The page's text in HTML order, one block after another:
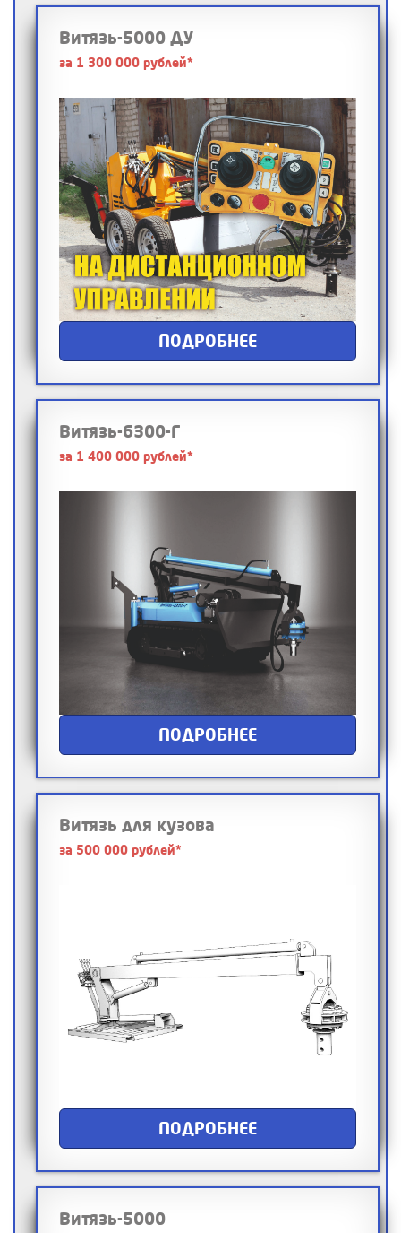
Витязь-5000 ДУ
за 1 300 000 рублей*
ПОДРОБНЕЕ
Витязь-6300-Г
за 1 400 000 рублей*
ПОДРОБНЕЕ
Витязь для кузова
за 500 000 рублей*
ПОДРОБНЕЕ
Витязь-5000